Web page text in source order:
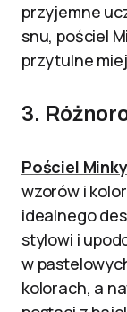
przyjemne
snu, pościel
przytulne
3.
Pościel Minky
wzorów i
idealnego
stylowi i
w
kolorach, a